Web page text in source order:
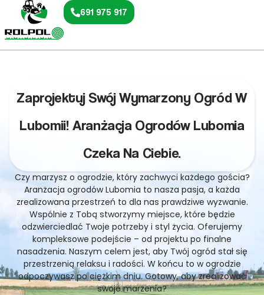
691 975 917
Zaprojektuj Swój Wymarzony Ogród W
Lubomii! Aranżacja Ogrodów Lubomia
Czeka Na Ciebie.
Czy marzysz o ogrodzie, który zachwyci każdego gościa?
Aranżacja ogrodów Lubomia to nasza pasja, a każda
zrealizowana przestrzeń to dla nas prawdziwe wyzwanie.
Wspólnie z Tobą stworzymy miejsce, które będzie
odzwierciedlać Twoje potrzeby i styl życia. Oferujemy
kompleksowe podejście – od projektu po finalne
nasadzenia. Naszym celem jest, aby Twój ogród stał się
przestrzenią relaksu i radości. W końcu to w ogrodzie
odpoczywasz po ciężkim dniu. Gotowy, aby zrealizować
swoje marzenia?